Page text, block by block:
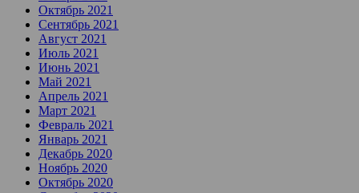
Октябрь 2021
Сентябрь 2021
Август 2021
Июль 2021
Июнь 2021
Май 2021
Апрель 2021
Март 2021
Февраль 2021
Январь 2021
Декабрь 2020
Ноябрь 2020
Октябрь 2020